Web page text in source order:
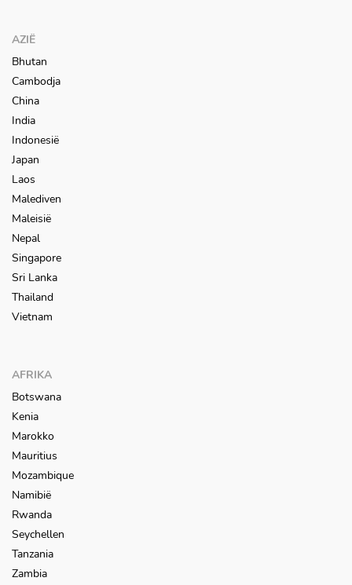
AZIË
Bhutan
Cambodja
China
India
Indonesië
Japan
Laos
Malediven
Maleisië
Nepal
Singapore
Sri Lanka
Thailand
Vietnam
AFRIKA
Botswana
Kenia
Marokko
Mauritius
Mozambique
Namibië
Rwanda
Seychellen
Tanzania
Zambia